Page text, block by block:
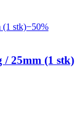
−50%
25mm (1 stk)